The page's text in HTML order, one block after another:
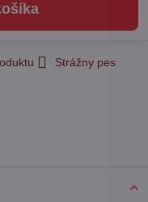
Strážny pes